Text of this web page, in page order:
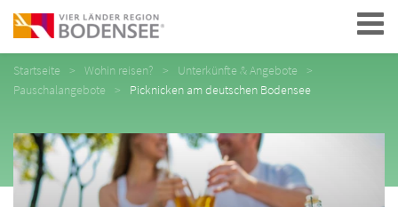
Navigation
Startseite Wohin reisen?
Unterkünfte & Angebote
Pauschalangebote
Picknicken am deutschen Bodensee